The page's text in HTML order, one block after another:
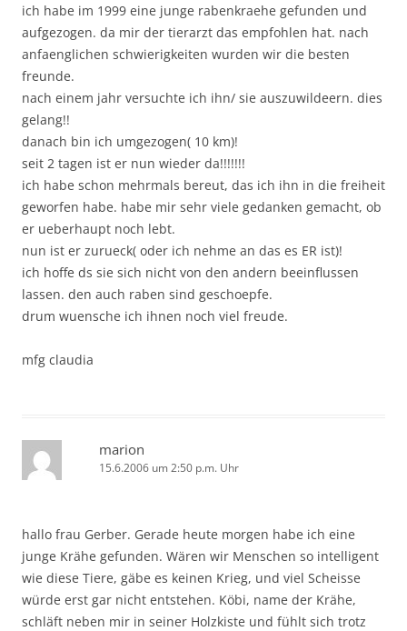
ich habe im 1999 eine junge rabenkraehe gefunden und
aufgezogen. da mir der tierarzt das empfohlen hat. nach
anfaenglichen schwierigkeiten wurden wir die besten
freunde.
nach einem jahr versuchte ich ihn/ sie auszuwildeern. dies
gelang!!
danach bin ich umgezogen( 10 km)!
seit 2 tagen ist er nun wieder da!!!!!!!
ich habe schon mehrmals bereut, das ich ihn in die freiheit
geworfen habe. habe mir sehr viele gedanken gemacht, ob
er ueberhaupt noch lebt.
nun ist er zurueck( oder ich nehme an das es ER ist)!
ich hoffe ds sie sich nicht von den andern beeinflussen
lassen. den auch raben sind geschoepfe.
drum wuensche ich ihnen noch viel freude.
mfg claudia
marion
15.6.2006 um 2:50 p.m. Uhr
hallo frau Gerber. Gerade heute morgen habe ich eine
junge Krähe gefunden. Wären wir Menschen so intelligent
wie diese Tiere, gäbe es keinen Krieg, und viel Scheisse
würde erst gar nicht entstehen. Köbi, name der Krähe,
schläft neben mir in seiner Holzkiste und fühlt sich trotz